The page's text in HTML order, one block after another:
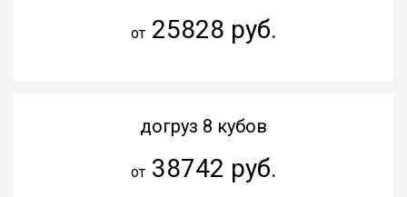
от25828 руб.
догруз 8 кубов
от38742 руб.